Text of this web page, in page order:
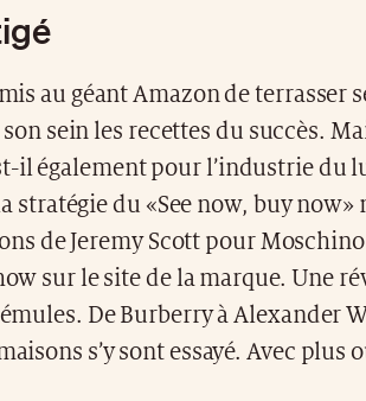
au géant Amazon de terrasser
sein les recettes du succès.
il également pour l’industrie du
stratégie du «See now, buy now»
de Jeremy Scott pour
sur le site de la marque. Une
De Burberry à Alexander
s’y sont essayé. Avec plus